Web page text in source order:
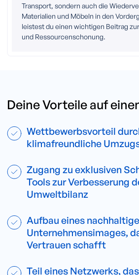
Transport, sondern auch die
Materialien und Möbeln in den
leistest du einen wichtigen Beitrag
und Ressourcenschonung.
Deine Vorteile auf
Wettbewerbsvorteil
klimafreundliche
Zugang zu exklusiven
Tools zur Verbesserung
Umweltbilanz
Aufbau eines
Unternehmensimages,
Vertrauen schafft
Teil eines Netzwerks,